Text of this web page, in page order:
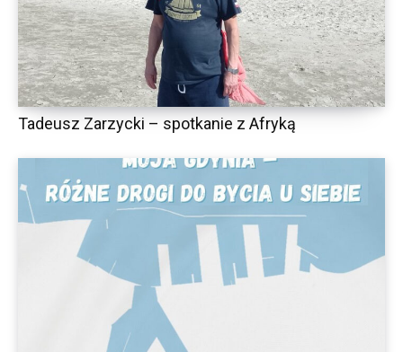
Tadeusz Zarzycki – spotkanie z Afryką